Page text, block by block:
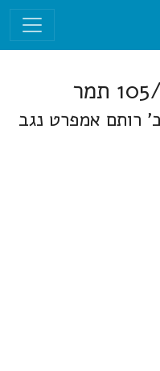
רותם אמפרט נגב